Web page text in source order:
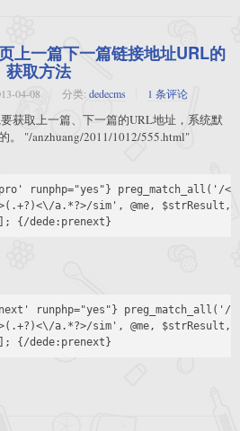
上一篇下一篇链接地址URL的
获取方法
04-08 分类: dedecms 1 条评论
获取上一篇、下一篇的URL地址，系统默
。 "/anzhuang/2011/1012/555.html"
runphp="yes"} preg_match_all('/
a.*?>/sim', @me, $strResult,
runphp="yes"}
a.*?>/sim', @me, $strResult,